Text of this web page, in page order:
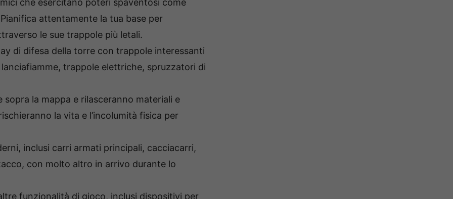
che esercitano poteri spaventosi come
attentamente la tua base per
le sue trappole più letali.
di difesa della torre con trappole interessanti
trappole elettriche, spruzzatori di
sopra la mappa e rilasceranno materiali e
la vita e l’incolumità fisica per
inclusi carri armati principali, cacciacarri,
con molto altro in arrivo durante lo
funzionalità di gioco, inclusi dispositivi per